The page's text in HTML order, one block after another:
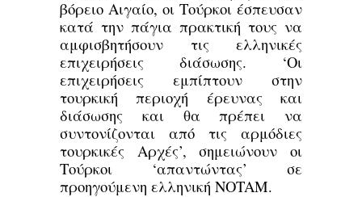
βόρειο Αιγαίο, οι Τούρκοι έσπευσαν
κατά την πάγια πρακτική τους να
αμφισβητήσουν τις ελληνικές
επιχειρήσεις διάσωσης. ‘Οι
επιχειρήσεις εμπίπτουν στην
τουρκική περιοχή έρευνας και
διάσωσης και θα πρέπει να
συντονίζονται από τις αρμόδιες
τουρκικές Αρχές’, σημειώνουν οι
Τούρκοι ‘απαντώντας’ σε
προηγούμενη ελληνική NOTAM.